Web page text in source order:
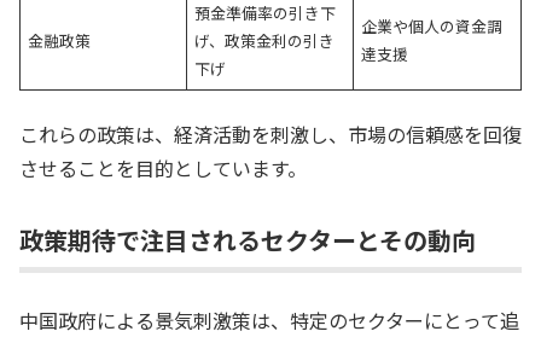
金融政策
預金準備率の引き下
げ、政策金利の引き
下げ
企業や個人の資金調
達支援
これらの政策は、経済活動を刺激し、市場の信頼感を回復
させることを目的としています。
政策期待で注目されるセクターとその動向
中国政府による景気刺激策は、特定のセクターにとって追